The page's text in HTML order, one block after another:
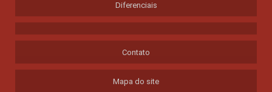
Diferenciais
Contato
Mapa do site